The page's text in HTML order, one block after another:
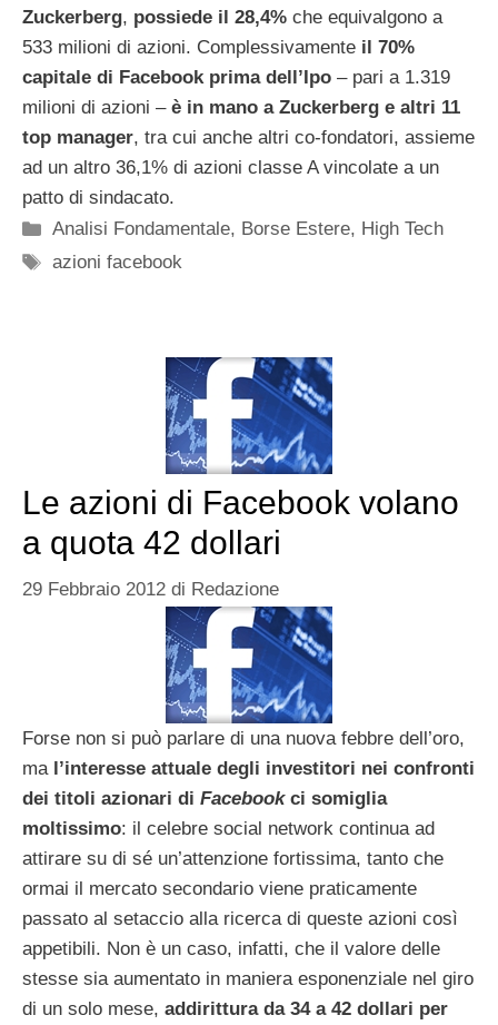
Zuckerberg, possiede il 28,4% che equivalgono a
533 milioni di azioni. Complessivamente il 70%
capitale di Facebook prima dell’Ipo – pari a 1.319
milioni di azioni – è in mano a Zuckerberg e altri 11
top manager, tra cui anche altri co-fondatori, assieme
ad un altro 36,1% di azioni classe A vincolate a un
patto di sindacato.
Categorie
Analisi Fondamentale, Borse Estere, High Tech
Tag
azioni facebook
Le azioni di Facebook volano
a quota 42 dollari
29 Febbraio 2012 di Redazione
Forse non si può parlare di una nuova febbre dell’oro,
ma l’interesse attuale degli investitori nei confronti
dei titoli azionari di Facebookci somiglia
moltissimo: il celebre social network continua ad
attirare su di sé un’attenzione fortissima, tanto che
ormai il mercato secondario viene praticamente
passato al setaccio alla ricerca di queste azioni così
appetibili. Non è un caso, infatti, che il valore delle
stesse sia aumentato in maniera esponenziale nel giro
di un solo mese, addirittura da 34 a 42 dollari per